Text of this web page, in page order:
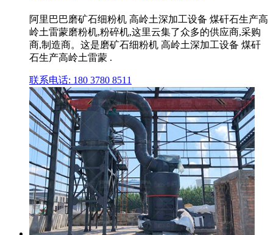
阿里巴巴磨矿石细粉机 高岭土深加工设备 煤矸石生产高
岭土雷蒙磨粉机,粉碎机,这里云集了众多的供应商,采购
商,制造商。这是磨矿石细粉机 高岭土深加工设备 煤矸
石生产高岭土雷蒙 .
联系电话: 180 3780 8511